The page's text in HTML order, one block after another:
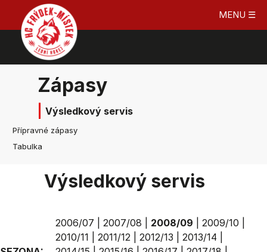
MENU ☰
Zápasy
Výsledkový servis
Přípravné zápasy
Tabulka
Výsledkový servis
2006/07 2007/08 2008/09 2009/10
2010/11
2011/12 2012/13 2013/14